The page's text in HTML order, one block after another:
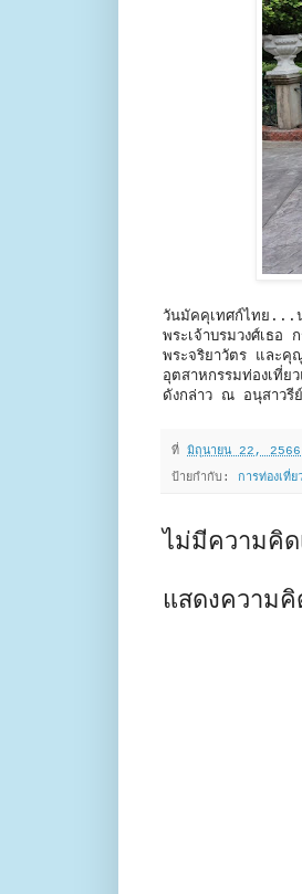
วันมัคคุเทศก์ไทย...น
พระเจ้าบรมวงศ์เธอ
พระจริยาวัตร และคุ
อุตสาหกรรมท่องเที่ย
ดังกล่าว ณ อนุสาวรี
ที่ มิถุนายน 22, 2566
ป้ายกำกับ: การท่องเที่ย
ไม่มีความคิด
แสดงความคิ